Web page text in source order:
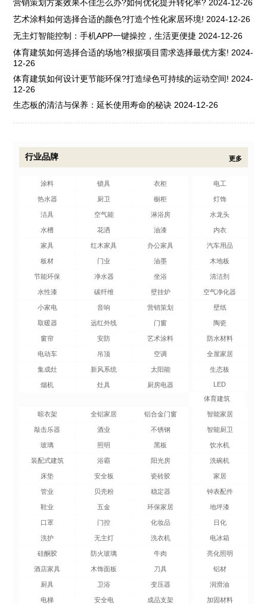
营销策划方案效果不佳怎么办?如何优化提升转化率? 2024-12-26
艺术涂料如何选择合适的颜色?打造个性化家居环境! 2024-12-26
无主灯智能控制：手机APP一键操控，生活更便捷 2024-12-26
体育建筑如何选择合适的场地?根据项目需求选择最优方案! 2024-
12-26
体育建筑如何设计更节能环保?打造绿色可持续的运动空间! 2024-
12-26
生态板的清洁与保养：延长使用寿命的秘诀 2024-12-26
行业品牌 更多
涂料 锁具 衣柜 电工
热水器 厨卫 橱柜 灯饰
洁具 空气能 淋浴房 水龙头
水槽 花洒 油漆 内衣
家具 红木家具 办公家具 汽车用品
板材 门业 油墨 木地板
节能环保 净水器 坐浴 清洁剂
水性漆 碳纤维 壁挂炉 空气净化器
小家电 音响 营销策划 壁纸
取暖器 远红外线 门窗 陶瓷
窗帘 安防 艺术涂料 防水材料
电动车 吊顶 空调 全屋家居
集成灶 新风系统 太阳能 生态板
烟机 灶具 厨房电器
LED
体育建筑
晾衣架 全铝家居 智能家居
铝合金门窗
敲击乐器 酒业 智能厨卫
不锈钢
玻璃 照明 饮水机
黑板
装配式建筑 浴霸 洗碗机
阳光房
床垫 安全板 家居
瓷砖胶
管业 贝壳粉 钟表配件
稳定器
鞋业 五金 地坪漆
环保家居
口罩 门控 日化
化妆品
洗护 无主灯 电冰箱
洗衣机
硅酮胶 防火玻璃 亮化照明
牛肉
酒店家具 木饰面板 铝材
刀具
厨具 卫浴 润滑油
变压器
电梯 安全电 加固材料
成品支架